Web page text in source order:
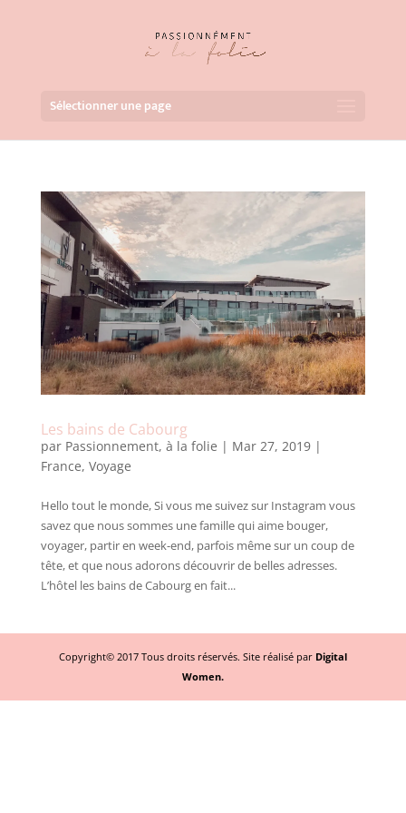
Sélectionner une page
Les bains de Cabourg
par Passionnement, à la folie | Mar 27, 2019|
France, Voyage
Hello tout le monde, Si vous me suivez sur Instagram vous
savez que nous sommes une famille qui aime bouger,
voyager, partir en week-end, parfois même sur un coup de
tête, et que nous adorons découvrir de belles adresses.
L’hôtel les bains de Cabourg en fait...
Copyright© 2017 Tous droits réservés. Site réalisé par Digital
Women.